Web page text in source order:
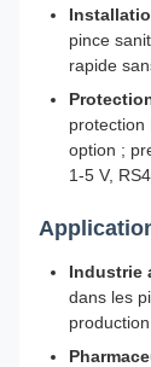
pince
rapide
protection
option ;
1-5 V,
Industrie
dans les